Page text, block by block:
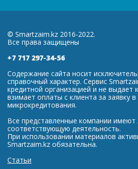
© Smartzaim.kz 2016-2022.
Все права защищены
+7 717 297-34-56
Содержание сайта носит
справочный характер. Сервис
кредитной организацией и не выдает
взимает оплаты с клиента за заявку
микрокредитования.
Все представленные компании имеют
соответствующую деятельность.
При использовании материалов
Smartzaim.kz обязательна.
Статьи